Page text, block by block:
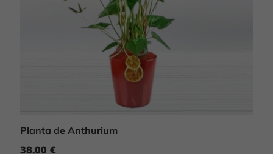
Planta de Anthurium
38,00 €